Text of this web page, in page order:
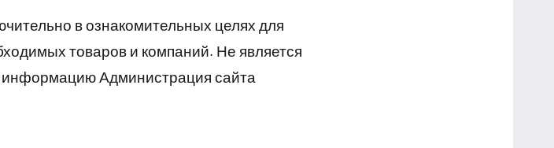
в ознакомительных целях для
товаров и компаний. Не является
Администрация сайта